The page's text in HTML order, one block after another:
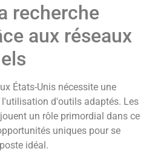
recherche
aux réseaux
États-Unis nécessite une
d'outils adaptés. Les
un rôle primordial dans ce
uniques pour se
idéal.